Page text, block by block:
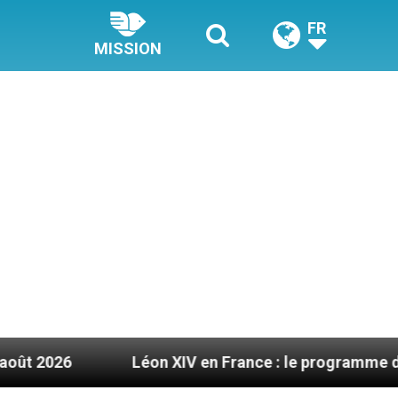
MISSION
FR
Léon XIV en France : le programme détaillé de sa